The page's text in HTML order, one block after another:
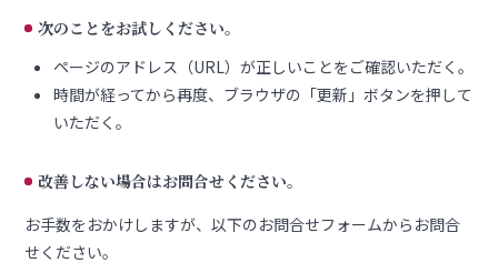
次のことをお試しください。
ページのアドレス（URL）が正しいことをご確認いただく。
時間が経ってから再度、ブラウザの「更新」ボタンを押して
いただく。
改善しない場合はお問合せください。
お手数をおかけしますが、以下のお問合せフォームからお問合
せください。